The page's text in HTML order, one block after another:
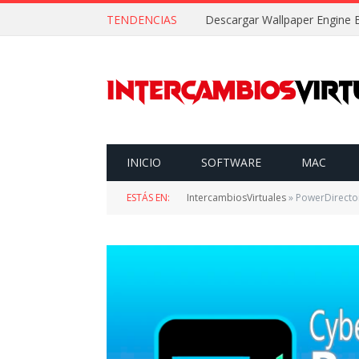
TENDENCIAS
INICIO SOFTWARE MAC
ESTÁS EN: IntercambiosVirtuales» PowerDirector